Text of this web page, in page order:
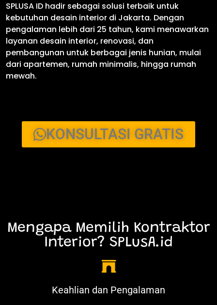
SPLUSA ID hadir sebagai solusi terbaik untuk
kebutuhan desain interior di Jakarta. Dengan
pengalaman lebih dari 25 tahun, kami menawarkan
layanan desain interior, renovasi, dan
pembangunan untuk berbagai jenis hunian, mulai
dari apartemen, rumah minimalis, hingga rumah
mewah.
KONSULTASI GRATIS
Mengapa Memilih Kontraktor
Interior? SPLusA.id
Keahlian dan Pengalaman